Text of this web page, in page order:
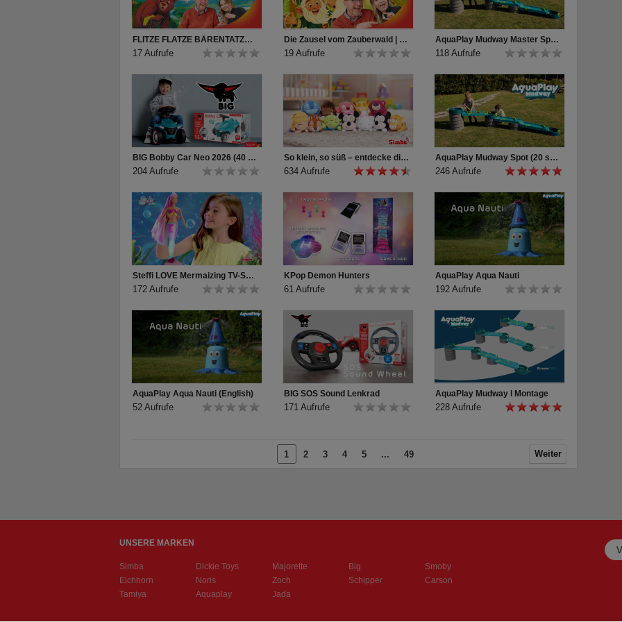
FLITZE FLATZE BÄRENTATZE | Wir stellen vor!
17 Aufrufe
Die Zausel vom Zauberwald | Wir stellen vor!
19 Aufrufe
AquaPlay Mudway Master Spot Music only
118 Aufrufe
BIG Bobby Car Neo 2026 (40 sec)
204 Aufrufe
So klein, so süß – entdecke die Disney Snuglets XS!
634 Aufrufe
AquaPlay Mudway Spot (20 sec)
246 Aufrufe
Steffi LOVE Mermaizing TV-Spot
172 Aufrufe
KPop Demon Hunters
61 Aufrufe
AquaPlay Aqua Nauti
192 Aufrufe
AquaPlay Aqua Nauti (English)
52 Aufrufe
BIG SOS Sound Lenkrad
171 Aufrufe
AquaPlay Mudway l Montage
228 Aufrufe
1 2 3 4 5 ... 49 Weiter
UNSERE MARKEN
Simba Dickie Toys Majorette Big
Smoby
Eichhorn
Noris Zoch Schipper
Carson
Tamiya
Aquaplay Jada